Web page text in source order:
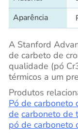
Aparência
A Stanford
de carbeto de
qualidade (pó
térmicos a um
Produtos
Pó de carboneto
de carboneto de
pó de carboneto